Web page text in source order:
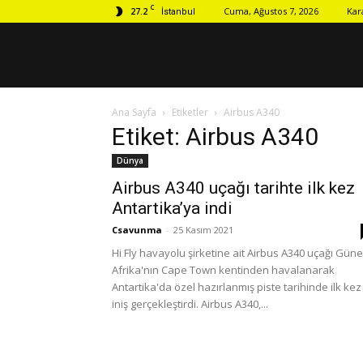
27.2 C İstanbul Cuma, Ağustos 7, 2026
Ana Sayfa Etiketler Airbus A340
Etiket: Airbus A340
Dünya
Airbus A340 uçağı tarihte ilk kez
Antartika’ya indi
Csavunma - 25 Kasım 2021
Hi Fly havayolu şirketine ait Airbus A340 uçağı
Afrika'nın Cape Town kentinden havalanarak
Antartika'da özel hazırlanmış piste tarihinde ilk kez
iniş gerçekleştirdi. Airbus A340,...